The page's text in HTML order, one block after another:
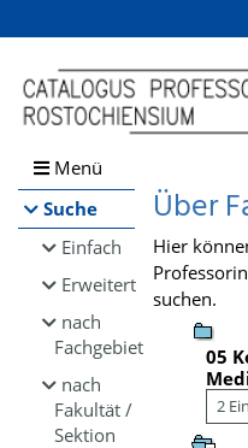
Browsen
direkt zum Inhalt
Menü
Suche
Einfach
Erweitert
nach
Fachgebiet
nach
Fakultät /
Sektion
Über
Hier
suchen.
05
2